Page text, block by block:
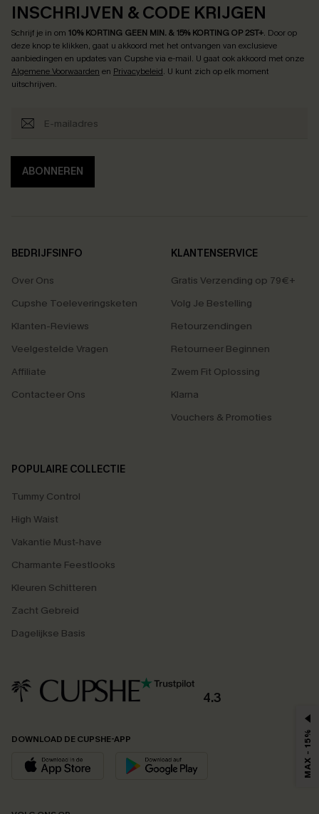
INSCHRIJVEN & CODE KRIJGEN
Schrijf je in om 10% KORTING GEEN MIN. & 15% KORTING OP 2ST+. Door op
deze knop te klikken, gaat u akkoord met het ontvangen van exclusieve
aanbiedingen en updates van Cupshe via e-mail. U gaat ook akkoord met onze
Algemene Voorwaarden en Privacybeleid. U kunt zich op elk moment
uitschrijven.
ABONNEREN
BEDRIJFSINFO
Over Ons
Cupshe Toeleveringsketen
Klanten-Reviews
Veelgestelde Vragen
Affiliate
Contacteer Ons
KLANTENSERVICE
Gratis Verzending op 79€+
Volg Je Bestelling
Retourzendingen
Retourneer Beginnen
Zwem Fit Oplossing
Klarna
Vouchers & Promoties
POPULAIRE COLLECTIE
Tummy Control
High Waist
Vakantie Must-have
Charmante Feestlooks
Kleuren Schitteren
Zacht Gebreid
Dagelijkse Basis
4.3
DOWNLOAD DE CUPSHE-APP MAX - 15%